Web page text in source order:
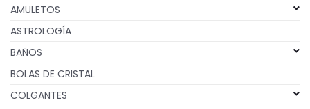
AMULETOS
ASTROLOGÍA
BAÑOS
BOLAS DE CRISTAL
COLGANTES